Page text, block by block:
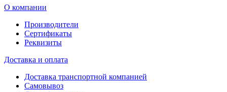
О компании
Производители
Сертификаты
Реквизиты
Доставка и оплата
Доставка транспортной компанией
Самовывоз